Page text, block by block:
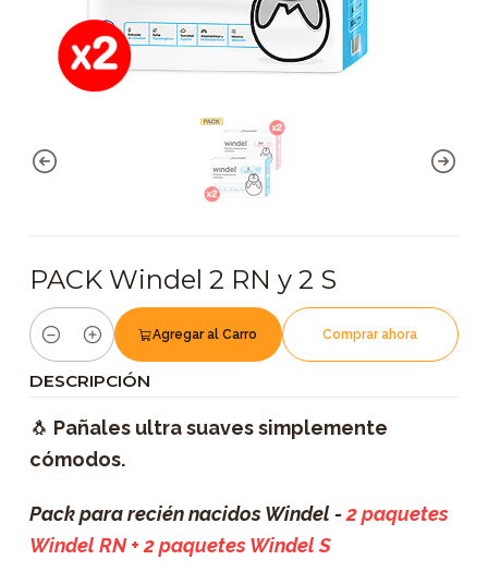
PACK Windel 2 RN y 2 S
Cantidad
Agregar al Carro Comprar ahora
DESCRIPCIÓN
🐧 Pañales ultra suaves simplemente
cómodos.
Pack para recién nacidos Windel -2 paquetes
Windel RN + 2 paquetes Windel S